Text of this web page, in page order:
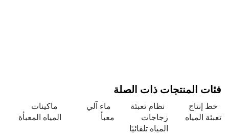
المنتجات ذات الصلة
المياه
نظام تعبئة
زجاجات
المياه تلقائيًا
ماء آلي
ماكينات
المياه المعبأة